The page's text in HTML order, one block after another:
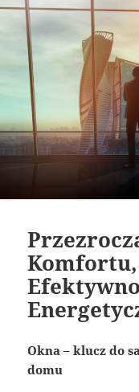
Okna – klucz do
domu